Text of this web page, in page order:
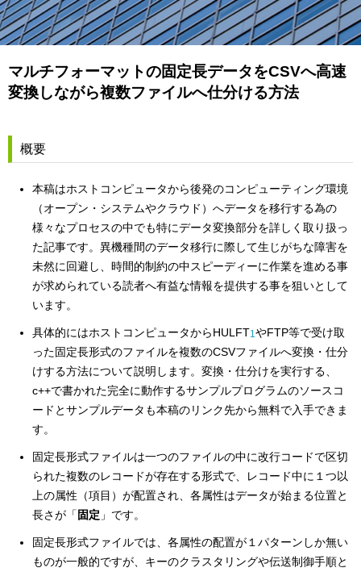
マルチフォーマットの固定長データをCSVへ高速
変換しながら複数ファイルへ仕分ける方法
概要
本稿はホストコンピュータから後発のコンピューティング環境
（オープン・システムやクラウド）へデータを移行する為の
様々なプロセスの中でも特にデータ変換部分を詳しく取り扱っ
た記事です。異機種間のデータ移行に際して生じがちな障害を
未然に回避し、時間的制約の中スピーディーに作業を進める事
が求められている読者へ有益な情報を提供する事を狙いとして
います。
具体的にはホストコンピュータからHULFT1やFTP等で受け取
った固定長形式のファイルを複数のCSVファイルへ変換・仕分
けする方法について説明します。変換・仕分けを実行する、
c++で書かれた完全に動作するサンプルプログラムのソースコ
ードとサンプルデータも本稿のリンク先から無料で入手できま
す。
固定長形式ファイルは一つのファイルの中に改行コードで区切
られた複数のレコードが存在する形式で、レコード中に１つ以
上の属性（項目）が配置され、各属性はデータが始まる位置と
長さが「 固定 」です。
固定長形式ファイルでは、各属性の配置が１パターンしか無い
ものが一般的ですが、キーのクラスタリングや伝送制御手順と